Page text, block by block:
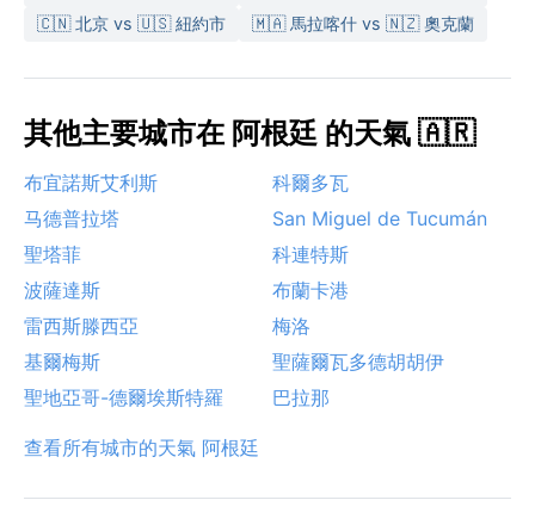
🇨🇳 北京 vs 🇺🇸 紐約市
🇲🇦 馬拉喀什 vs 🇳🇿 奧克蘭
其他主要城市在 阿根廷 的天氣 🇦🇷
布宜諾斯艾利斯
科爾多瓦
马德普拉塔
San Miguel de Tucumán
聖塔菲
科連特斯
波薩達斯
布蘭卡港
雷西斯滕西亞
梅洛
基爾梅斯
聖薩爾瓦多德胡胡伊
聖地亞哥-德爾埃斯特羅
巴拉那
查看所有城市的天氣 阿根廷